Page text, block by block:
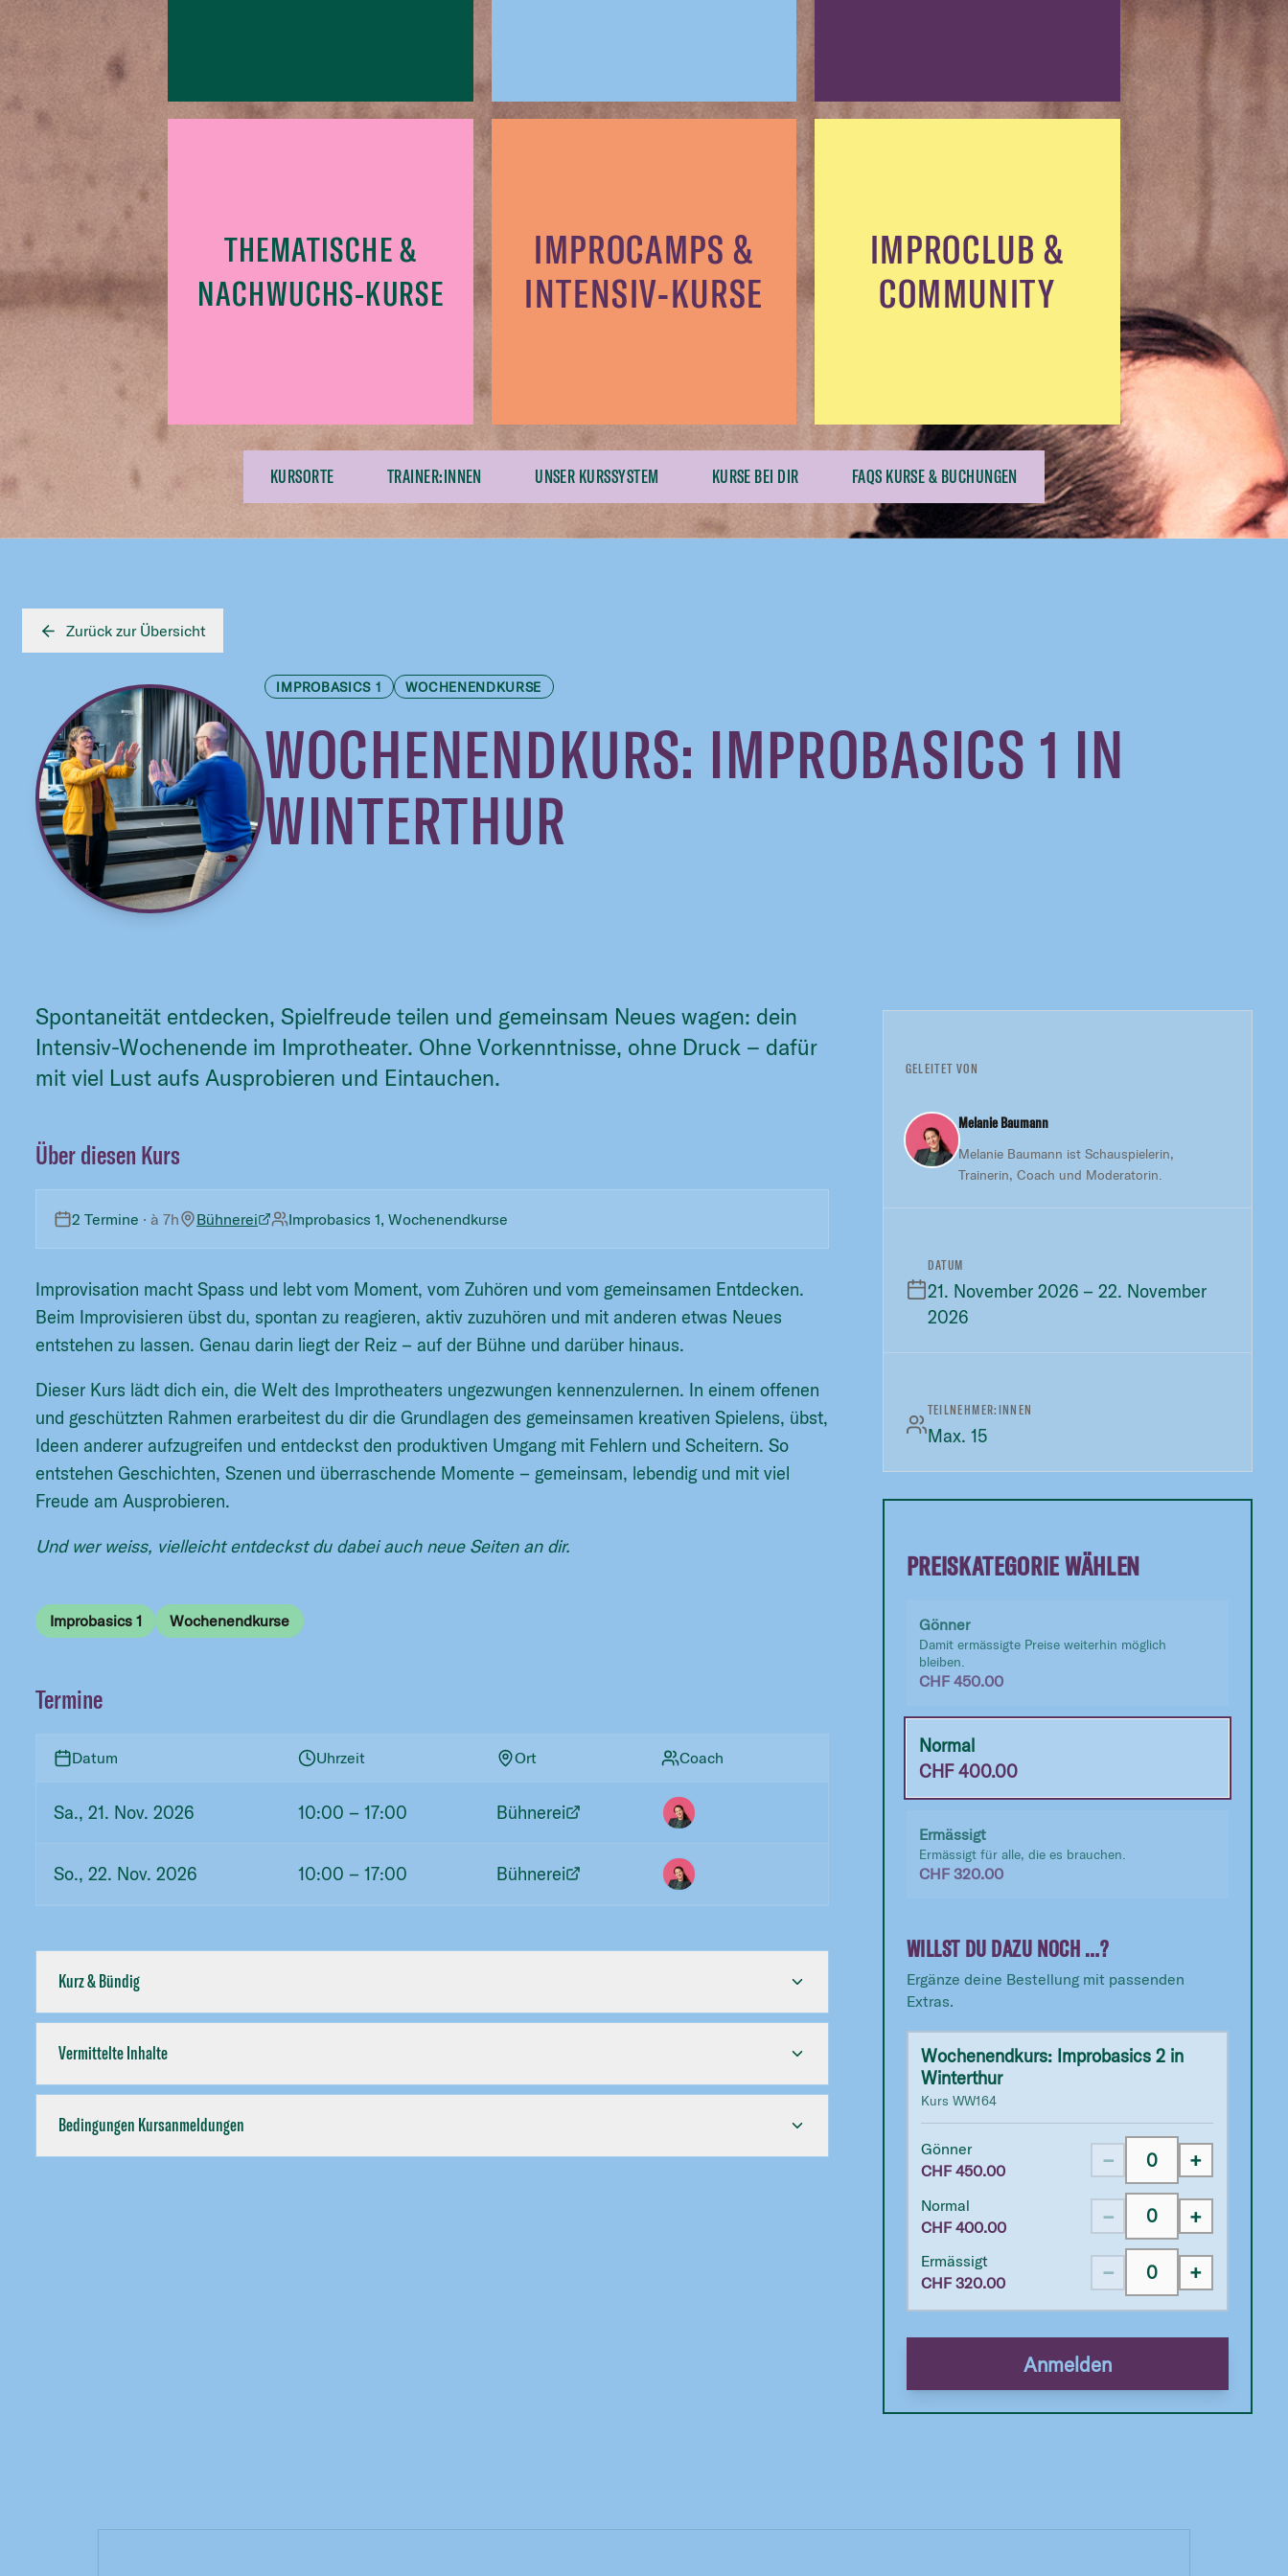
THEMATISCHE &
NACHWUCHS-KURSE
IMPROCAMPS &
INTENSIV-KURSE
IMPROCLUB &
COMMUNITY
KURSORTE TRAINER:INNEN UNSER KURSSYSTEM KURSE BEI DIR FAQS KURSE & BUCHUNGEN
Zurück zur Übersicht
IMPROBASICS 1 WOCHENENDKURSE
WOCHENENDKURS: IMPROBASICS 1 IN
WINTERTHUR
Spontaneität entdecken, Spielfreude teilen und gemeinsam Neues wagen: dein
Intensiv-Wochenende im Improtheater. Ohne Vorkenntnisse, ohne Druck – dafür
mit viel Lust aufs Ausprobieren und Eintauchen.
Über diesen Kurs
2 Termine · à 7h Bühnerei Improbasics 1, Wochenendkurse
Improvisation macht Spass und lebt vom Moment, vom Zuhören und vom gemeinsamen Entdecken.
Beim Improvisieren übst du, spontan zu reagieren, aktiv zuzuhören und mit anderen etwas Neues
entstehen zu lassen. Genau darin liegt der Reiz – auf der Bühne und darüber hinaus.
Dieser Kurs lädt dich ein, die Welt des Improtheaters ungezwungen kennenzulernen. In einem offenen
und geschützten Rahmen erarbeitest du dir die Grundlagen des gemeinsamen kreativen Spielens, übst,
Ideen anderer aufzugreifen und entdeckst den produktiven Umgang mit Fehlern und Scheitern. So
entstehen Geschichten, Szenen und überraschende Momente – gemeinsam, lebendig und mit viel
Freude am Ausprobieren.
Und wer weiss, vielleicht entdeckst du dabei auch neue Seiten an dir.
Improbasics 1 Wochenendkurse
Termine
Datum Uhrzeit Ort Coach
Sa., 21. Nov. 2026 10:00 – 17:00 Bühnerei
So., 22. Nov. 2026 10:00 – 17:00 Bühnerei
Kurz & Bündig
Vermittelte Inhalte
Bedingungen Kursanmeldungen
GELEITET VON
Melanie Baumann
Melanie Baumann ist Schauspielerin,
Trainerin, Coach und Moderatorin.
DATUM
21. November 2026 – 22. November
2026
TEILNEHMER:INNEN
Max. 15
PREISKATEGORIE WÄHLEN
Gönner
Damit ermässigte Preise weiterhin möglich
bleiben.
CHF450.00
Normal
CHF400.00
Ermässigt
Ermässigt für alle, die es brauchen.
CHF320.00
WILLST DU DAZU NOCH …?
Ergänze deine Bestellung mit passenden
Extras.
Wochenendkurs: Improbasics 2 in
Winterthur
KursWW164
Gönner
CHF450.00 − +
Normal
CHF400.00 − +
Ermässigt
CHF320.00 − +
Anmelden